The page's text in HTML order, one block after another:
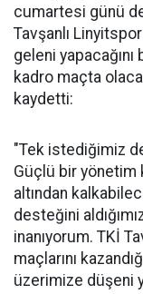
cumartesi günü
Tavşanlı
geleni
kadro maçta
kaydetti:
"Tek istediğimiz
Güçlü bir yönetim
altından
desteğini
inanıyorum. TKİ
maçlarını
üzerimize düşeni